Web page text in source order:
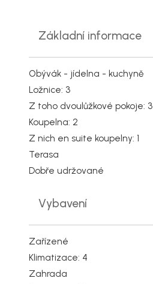
Základní informace
Obývák - jídelna - kuchyně
Ložnice: 3
Z toho dvoulůžkové pokoje: 3
Koupelna: 2
Z nich en suite koupelny: 1
Terasa
Dobře udržované
Vybavení
Zařízené
Klimatizace: 4
Zahrada